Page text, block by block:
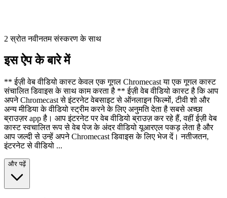
2 स्रोत नवीनतम संस्करण के साथ
इस ऐप के बारे में
** ईज़ी वेब वीडियो कास्ट केवल एक गूगल Chromecast या एक गूगल कास्ट
संचालित डिवाइस के साथ काम करता है ** ईज़ी वेब वीडियो कास्ट है कि आप
अपने Chromecast से इंटरनेट वेबसाइट से ऑनलाइन फिल्मों, टीवी शो और
अन्य मीडिया के वीडियो स्ट्रीम करने के लिए अनुमति देता है सबसे अच्छा
ब्राउज़र app है। आप इंटरनेट पर वेब वीडियो ब्राउज़ कर रहे हैं, वहीं ईज़ी वेब
कास्ट स्वचालित रूप से वेब पेज के अंदर वीडियो यूआरएल पकड़ लेता है और
आप जल्दी से उन्हें अपने Chromecast डिवाइस के लिए भेज दें। नतीजतन,
इंटरनेट से वीडियो ...
और पढ़ें